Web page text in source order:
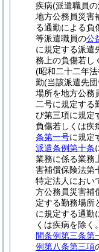
疾病(派遣職員
地方公務員災害
る通勤による負
等派遣職員の公
に規定する派遣
務上の負傷若し
(昭和二十二年
勤(当該派遣先
場所を地方公務
二号に規定する
び第三項に規定
負傷若しくは疾
条第一号に規定
派遣条例第十条
業務に係る業務
害補償保険法第
特定法人におい
方公務員災害補
定する勤務場所
に規定する通勤
くは疾病を除く
間条例第三条第
例第八条第三項